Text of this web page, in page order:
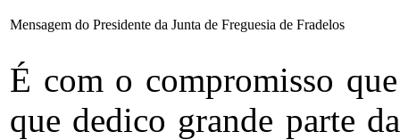
Mensagem do Presidente da Junta de Freguesia de Fradelos
É com o compromisso
que dedico grande parte